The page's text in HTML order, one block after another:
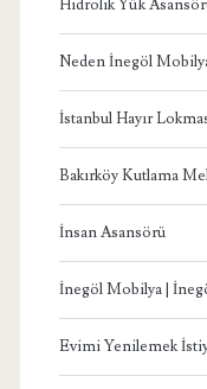
Hidrolik Yük
Neden İnegöl
İstanbul Hayır
Bakırköy Kutlama
İnsan Asansörü
İnegöl Mobilya |
Evimi Yenilemek